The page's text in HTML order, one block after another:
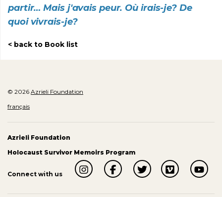
partir… Mais j'avais peur. Où irais-je? De
quoi vivrais-je?
back to Book list
© 2026 Azrieli Foundation
français
Azrieli Foundation
Holocaust Survivor Memoirs Program
Connect with us